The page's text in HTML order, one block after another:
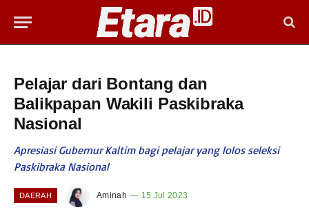
Pelajar dari Bontang dan
Balikpapan Wakili Paskibraka
Nasional
Apresiasi Gubernur Kaltim bagi pelajar yang lolos seleksi
Paskibraka Nasional
DAERAH Aminah 15 Jul 2023